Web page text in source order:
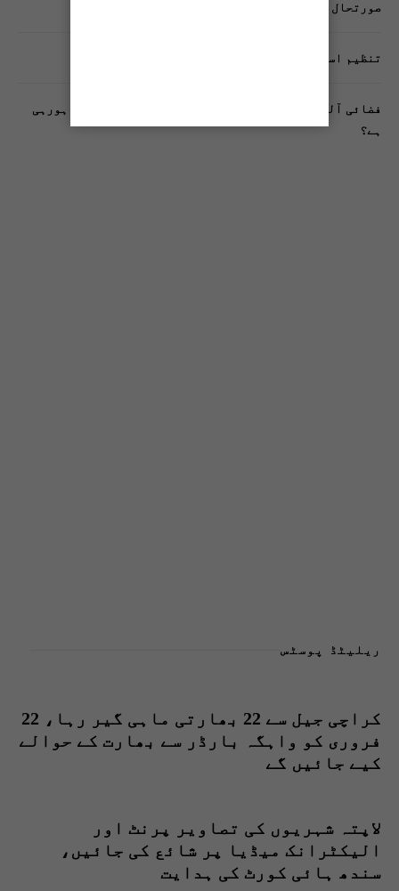
صورتحال کیا ہے؟
تنظیم اسلامی کے زیرِ اہتمام ملک گیر آگاہی مہم!
فضائی آلودگی انسانی دماغ کیلیے کیسے خطرناک ثابت ہورہی
ہے؟
ریلیٹڈ پوسٹس
کراچی جیل سے 22 بھارتی ماہی گیر رہا، 22
فروری کو واہگہ بارڈر سے بھارت کے حوالے
کیے جائیں گے
لاپتہ شہریوں کی تصاویر پرنٹ اور
الیکٹرانک میڈیا پر شائع کی جائیں،
سندھ ہائی کورٹ کی ہدایت